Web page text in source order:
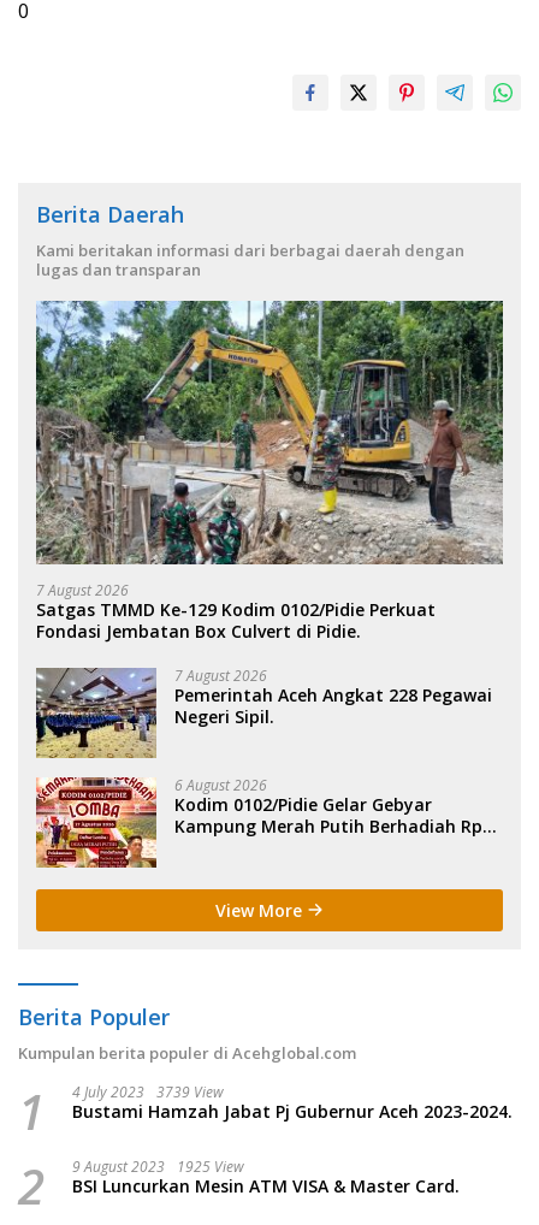
0
Berita Daerah
Kami beritakan informasi dari berbagai daerah dengan
lugas dan transparan
7 August 2026
Satgas TMMD Ke-129 Kodim 0102/Pidie Perkuat
Fondasi Jembatan Box Culvert di Pidie.
7 August 2026
Pemerintah Aceh Angkat 228 Pegawai
Negeri Sipil.
6 August 2026
Kodim 0102/Pidie Gelar Gebyar
Kampung Merah Putih Berhadiah Rp
View More
Berita Populer
Kumpulan berita populer di Acehglobal.com
1 4 July 2023 3739 View
Bustami Hamzah Jabat Pj Gubernur Aceh 2023-2024.
2 9 August 2023 1925 View
BSI Luncurkan Mesin ATM VISA & Master Card.